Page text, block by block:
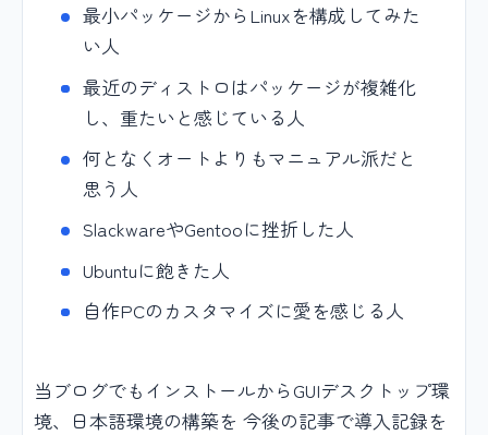
最小パッケージからLinuxを構成してみた
い人
最近のディストロはパッケージが複雑化
し、重たいと感じている人
何となくオートよりもマニュアル派だと
思う人
SlackwareやGentooに挫折した人
Ubuntuに飽きた人
自作PCのカスタマイズに愛を感じる人
当ブログでもインストールからGUIデスクトップ環
境、日本語環境の構築を 今後の記事で導入記録を